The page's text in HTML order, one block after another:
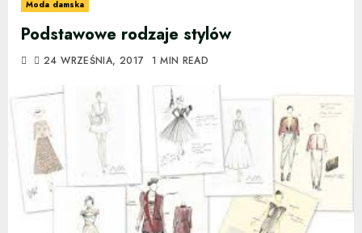
Moda damska
Podstawowe rodzaje stylów
24 WRZEŚNIA, 2017 1 MIN READ